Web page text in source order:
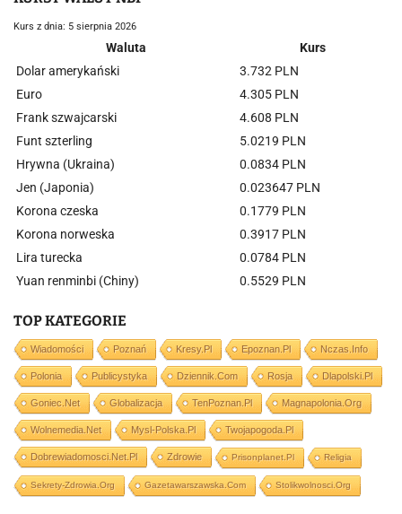
Kurs z dnia: 5 sierpnia 2026
Waluta
Kurs
Dolar amerykański
3.732 PLN
Euro
4.305 PLN
Frank szwajcarski
4.608 PLN
Funt szterling
5.0219 PLN
Hrywna (Ukraina)
0.0834 PLN
Jen (Japonia)
0.023647 PLN
Korona czeska
0.1779 PLN
Korona norweska
0.3917 PLN
Lira turecka
0.0784 PLN
Yuan renminbi (Chiny)
0.5529 PLN
TOP KATEGORIE
Wiadomości Poznań Kresy.pl Epoznan.pl Nczas.info
Polonia Publicystyka Dziennik.com Rosja Dlapolski.pl
Goniec.net Globalizacja TenPoznan.pl Magnapolonia.org
Wolnemedia.net Mysl-Polska.pl Twojapogoda.pl
Dobrewiadomosci.net.pl Zdrowie Prisonplanet.pl Religia
Sekrety-Zdrowia.org Gazetawarszawska.com Stolikwolnosci.org